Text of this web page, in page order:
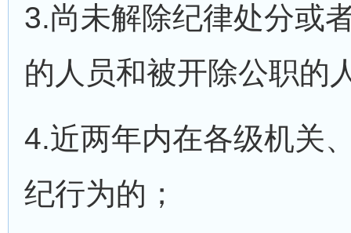
3.尚未解除纪律处分或
的人员和被开除公职的
4.近两年内在各级机关
纪行为的；